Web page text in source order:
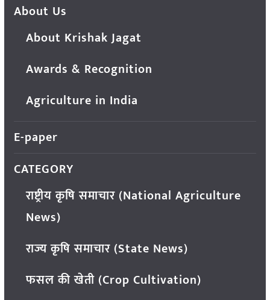
About Us
About Krishak Jagat
Awards & Recognition
Agriculture in India
E-paper
CATEGORY
राष्ट्रीय कृषि समाचार (National Agriculture
News)
राज्य कृषि समाचार (State News)
फसल की खेती (Crop Cultivation)